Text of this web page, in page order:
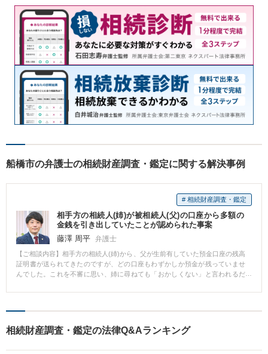
船橋市の弁護士の相続財産調査・鑑定に関する解決事例
# 相続財産調査・鑑定
相手方の相続人(姉)が被相続人(父)の口座から多額の
金銭を引き出していたことが認められた事案
藤澤 周平 弁護士
【ご相談内容】相手方の相続人(姉)から、父が生前有していた預金口座の残高
証明書が送られてきたのですが、どの口座もわずかしか預金が残っていませ
んでした。これを不審に思い、姉に尋ねても「おかしくない」と言われるだ
(父)の口座の取引履歴を取り寄せたところ、被相続人が亡くなるまでの1年間
の言い分が通った形での和解が成立しました。 被相続人が亡くなるまでの1年
間に2000万円を超える預金が引き出されていることだけでなく、同時期に被
相続財産調査・鑑定の法律Q&Aランキング